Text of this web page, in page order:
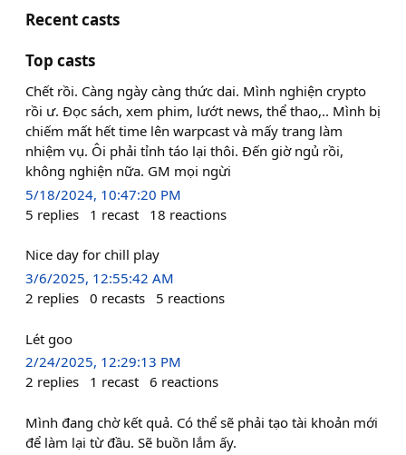
Recent casts
Top casts
Chết rồi. Càng ngày càng thức dai. Mình nghiện crypto
rồi ư. Đọc sách, xem phim, lướt news, thể thao,.. Mình bị
chiếm mất hết time lên warpcast và mấy trang làm
nhiệm vụ. Ôi phải tỉnh táo lại thôi. Đến giờ ngủ rồi,
không nghiện nữa. GM mọi ngừi
5/18/2024, 10:47:20 PM
5 replies 1 recast 18 reactions
Nice day for chill play
3/6/2025, 12:55:42 AM
2 replies 0 recasts 5 reactions
Lét goo
2/24/2025, 12:29:13 PM
2 replies 1 recast 6 reactions
Mình đang chờ kết quả. Có thể sẽ phải tạo tài khoản mới
để làm lại từ đầu. Sẽ buồn lắm ấy.